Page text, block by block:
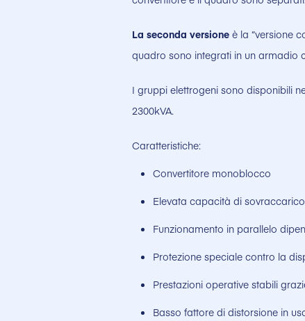
La seconda versione è la “versione
quadro sono integrati in un armadio
I gruppi elettrogeni sono disponibili
2300kVA.
Caratteristiche:
Convertitore monoblocco
Elevata capacità di sovraccarico
Funzionamento in parallelo
Protezione speciale contro la
Prestazioni operative stabili
Basso fattore di distorsione in